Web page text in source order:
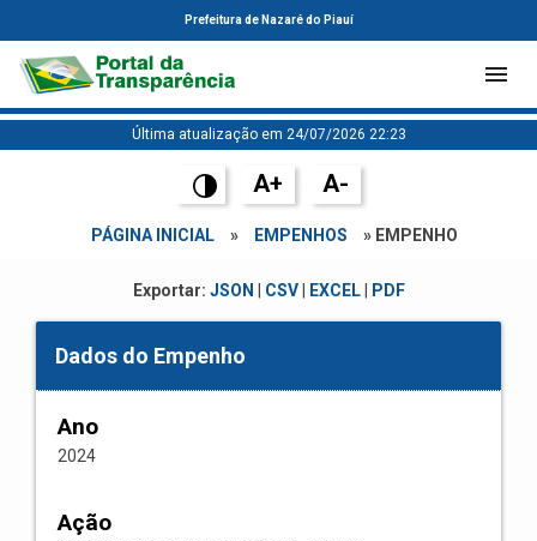
Prefeitura de Nazaré do Piauí
Última atualização em 24/07/2026 22:23
A+ A-
PÁGINA INICIAL » EMPENHOS » EMPENHO
Exportar: JSON CSV| EXCEL| PDF
Dados do Empenho
Ano
2024
Ação